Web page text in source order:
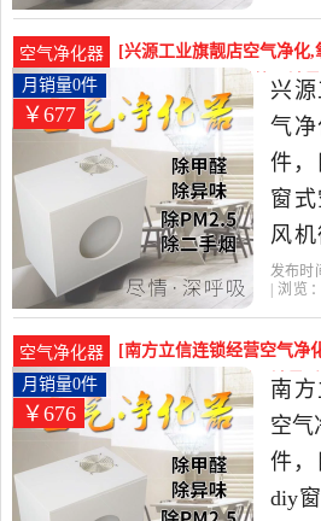
活电
空气
波发
空气净化器
[兴源工业旗靓店空气净化
道新风机循环外系统月销
￥677
月销量0件
兴
气
件，
窗
风
子氧
中性
氧吧
发布时
| 浏览：
空气净化器
[南方立信连锁经营空气净
新风机系统无管道月销量0
￥676
月销量0件
南
空气
件，
diy